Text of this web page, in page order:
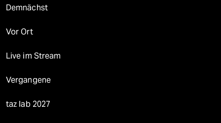
Demnächst
Vor Ort
Live im Stream
Vergangene
taz lab 2027